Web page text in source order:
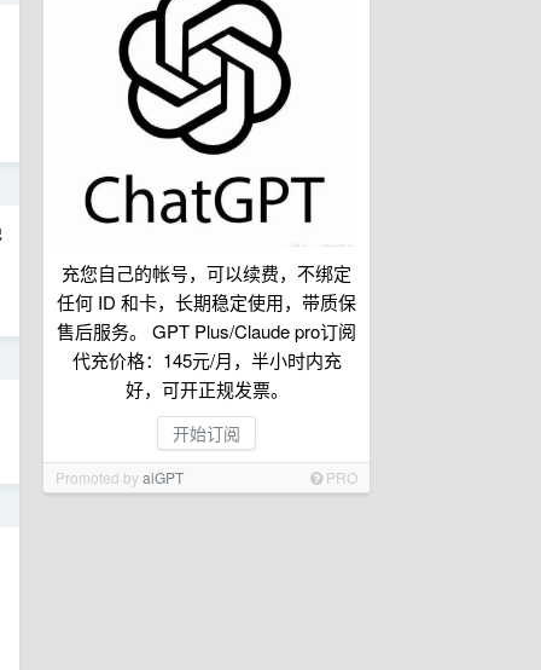
充您自己的帐号，可以续费，不绑定
任何 ID 和卡，长期稳定使用，带质保
售后服务。 GPT Plus/Claude pro订阅
代充价格：145元/月，半小时内充
好，可开正规发票。
开始订阅
Promoted byaiGPT PRO